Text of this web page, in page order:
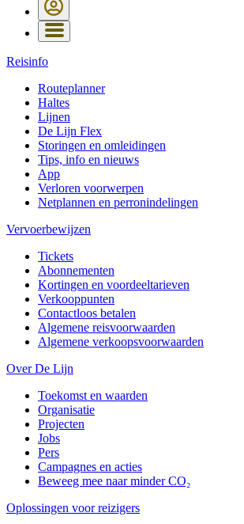
Reisinfo
Routeplanner
Haltes
Lijnen
De Lijn Flex
Storingen en omleidingen
Tips, info en nieuws
App
Verloren voorwerpen
Netplannen en perronindelingen
Vervoerbewijzen
Tickets
Abonnementen
Kortingen en voordeeltarieven
Verkooppunten
Contactloos betalen
Algemene reisvoorwaarden
Algemene verkoopsvoorwaarden
Over De Lijn
Toekomst en waarden
Organisatie
Projecten
Jobs
Pers
Campagnes en acties
Beweeg mee naar minder CO₂
Oplossingen voor reizigers